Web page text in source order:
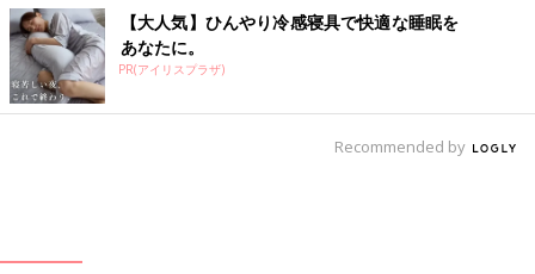
【大人気】ひんやり冷感寝具で快適な睡眠を
あなたに。
PR(アイリスプラザ)
Recommended by